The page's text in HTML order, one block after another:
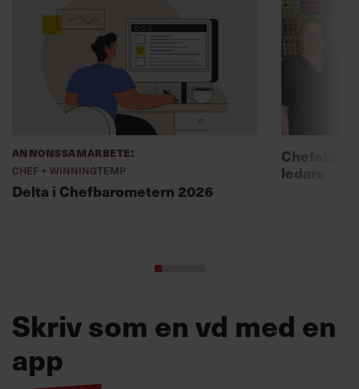
Annonssamarbete:
Chef + Winningtemp
Delta i Chefbarometern 2026
ledare
Skriv som en vd med en
app